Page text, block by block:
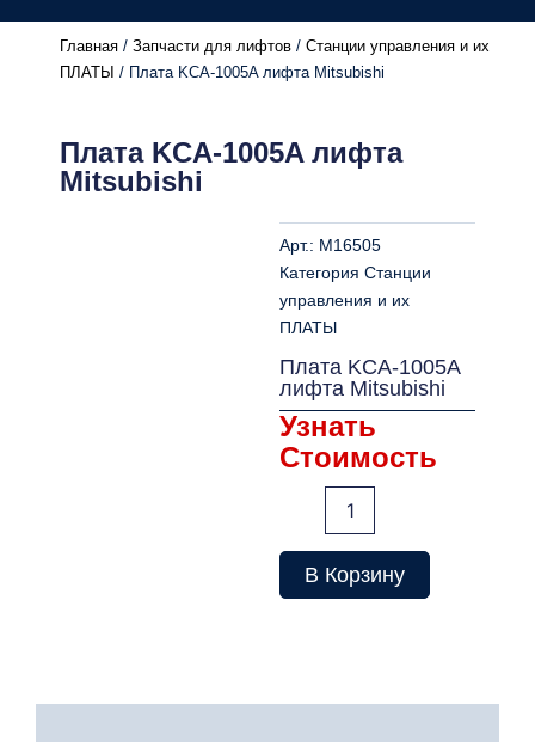
Главная / Запчасти для лифтов / Станции управления и их
ПЛАТЫ / Плата KCA-1005A лифта Mitsubishi
Плата KCA-1005A лифта
Mitsubishi
Арт.: M16505
Категория Станции
управления и их
ПЛАТЫ
Плата KCA-1005A
лифта Mitsubishi
Узнать
Стоимость
KCA-
1005A
В Корзину